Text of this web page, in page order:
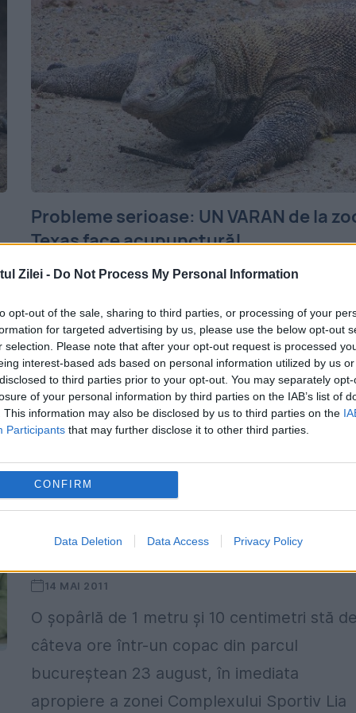
Zilei - Do Not Process My Personal Information
opt-out of the sale, sharing to third parties, or processing of your
for targeted advertising by us, please use the below opt-out
selection. Please note that after your opt-out request is processed
interest-based ads based on personal information utilized by us
to third parties prior to your opt-out. You may separately
of your personal information by third parties on the IAB’s list of
This information may also be disclosed by us to third parties on the
Participants that may further disclose it to other third parties.
CONFIRM
Data Deletion Data Access Privacy Policy
Probleme serioase: UN VARAN de la
Texas face acupunctură!
9 SEPTEMBRIE 2014
au recurs la medicina alternativă ca să
amelioreze durerile de articulaţii ale unui
varan. Medicii s-au gândit că, dacă
nu dau nici...
Varanul evadat de la un circ din Capitală
14 MAI 2011
O şopârlă de 1 metru şi 10 centimetri stă de
câteva ore într-un copac din parcul
bucureştean 23 august, în imediata
apropiere a zonei Complexului Sportiv Lia